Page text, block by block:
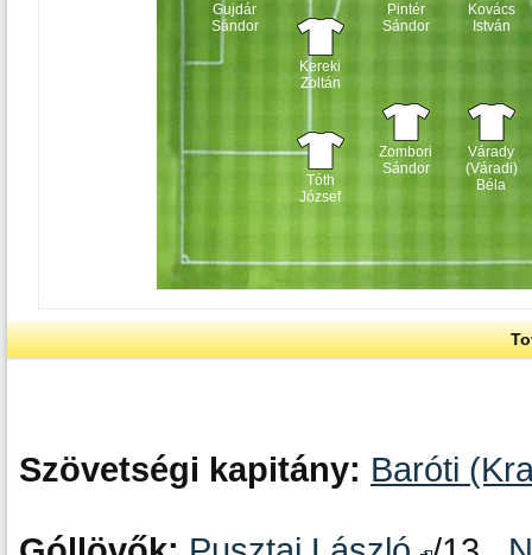
Gujdár
Sándor
Kereki
Zoltán
Tóth
József
Pintér
Sándor
Zombori
Sándor
Kovács
István
Várady
(Váradi)
Béla
Szövetségi kapitány: Baróti